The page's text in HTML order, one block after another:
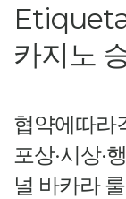
카지노
협약에따라
포상·시상·
널 바카라